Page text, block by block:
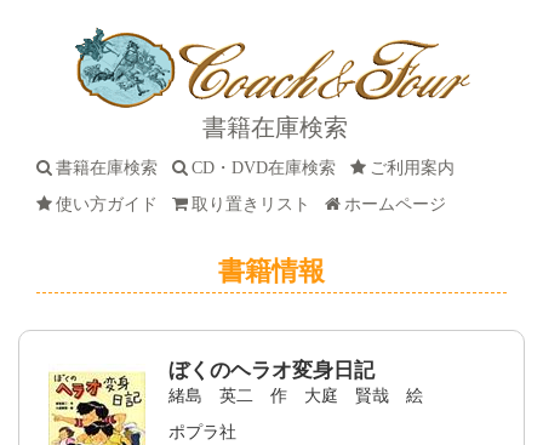
書籍在庫検索
書籍在庫検索 CD・DVD在庫検索
ご利用案内
使い方ガイド
取り置きリスト ホームページ
書籍情報
ぼくのヘラオ変身日記
緒島 英二 作 大庭 賢哉 絵
ポプラ社